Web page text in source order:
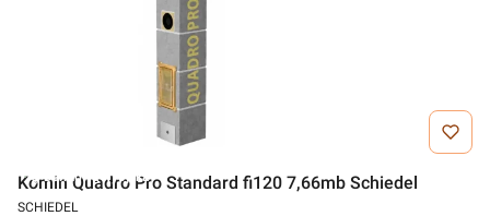
Darmowa wysyłka
Komin Quadro Pro Standard fi120 7,66mb Schiedel
SCHIEDEL